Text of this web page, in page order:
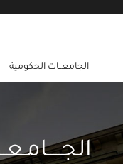
الجامعــات الحكومية